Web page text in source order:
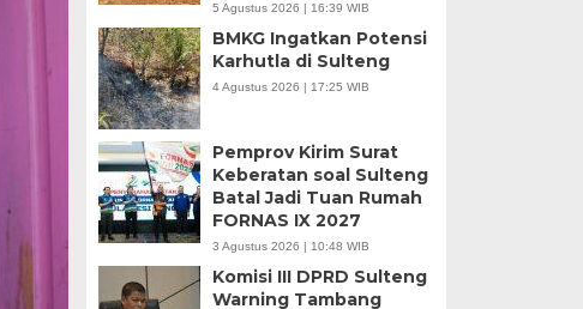
5 Agustus 2026 | 16:39 WIB
BMKG Ingatkan Potensi
Karhutla di Sulteng
4 Agustus 2026 | 17:25 WIB
Pemprov Kirim Surat
Keberatan soal Sulteng
Batal Jadi Tuan Rumah
FORNAS IX 2027
3 Agustus 2026 | 10:48 WIB
Komisi III DPRD Sulteng
Warning Tambang